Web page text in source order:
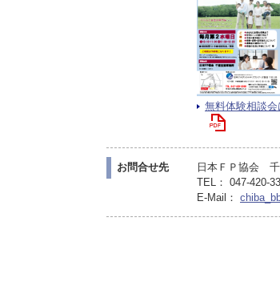
無料体験相談
お問合せ先
日本ＦＰ協会
TEL： 047-420-
E-Mail：